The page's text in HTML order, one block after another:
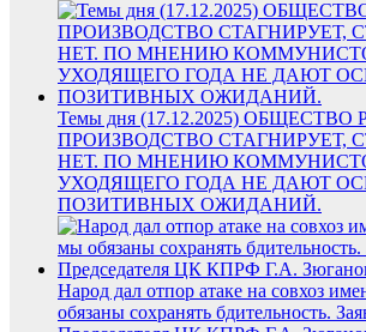
Темы дня (17.12.2025)
ПРОИЗВОДСТВО СТАГНИРУЕТ,
НЕТ. ПО МНЕНИЮ
УХОДЯЩЕГО ГОДА НЕ ДАЮТ
ПОЗИТИВНЫХ ОЖИДАНИЙ.
Народ дал отпор атаке на совхоз
обязаны сохранять бдительность.